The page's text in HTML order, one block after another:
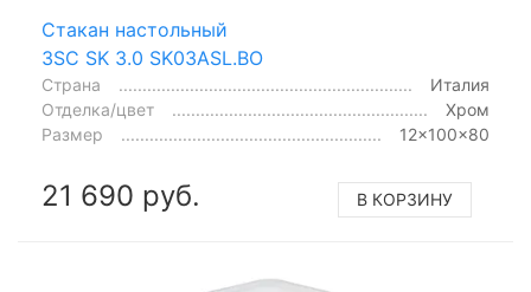
Стакан настольный
3SC SK 3.0 SK03ASL.BO
Страна
Италия
Отделка/цвет
Хром
Размер
12x100x80
21 690 руб. В КОРЗИНУ